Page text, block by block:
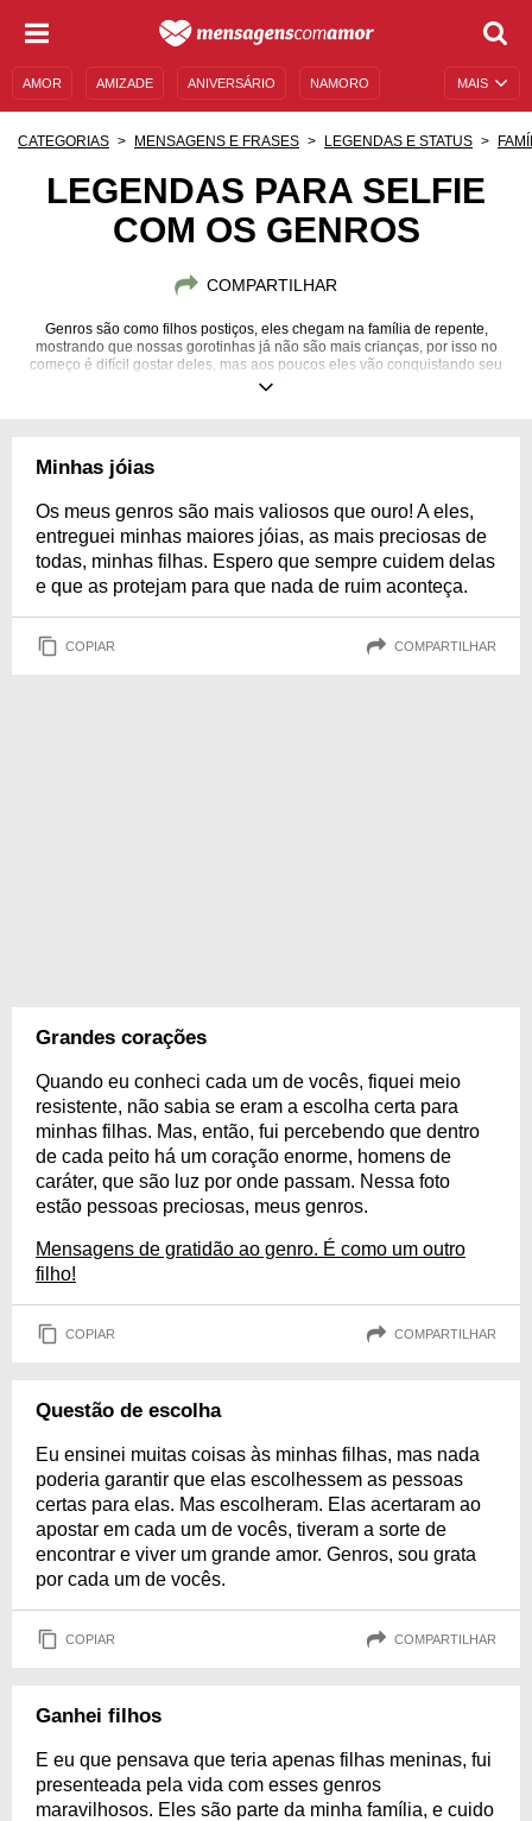
MAIS
AMOR AMIZADE ANIVERSÁRIO NAMORO
MENSAGENS E FRASES MENSAGENS DE ANIVERSÁRIO
CATEGORIAS MENSAGENS E FRASES LEGENDAS E STATUS
LEGENDAS PARA SELFIE
COM OS GENROS
COMPARTILHAR
Genros são como filhos postiços, eles chegam na família de repente,
mostrando que nossas gorotinhas já não são mais crianças, por isso no
começo é difícil gostar deles, mas aos poucos eles vão conquistando seu
espaço e se tornam muito queridos. Demonstre seu carinho pelo seu
Minhas jóias
Os meus genros são mais valiosos que ouro! A eles,
entreguei minhas maiores jóias, as mais preciosas de
todas, minhas filhas. Espero que sempre cuidem delas
e que as protejam para que nada de ruim aconteça.
COPIAR COMPARTILHAR
Grandes corações
Quando eu conheci cada um de vocês, fiquei meio
resistente, não sabia se eram a escolha certa para
minhas filhas. Mas, então, fui percebendo que dentro
de cada peito há um coração enorme, homens de
caráter, que são luz por onde passam. Nessa foto
estão pessoas preciosas, meus genros.
Mensagens de gratidão ao genro. É como um outro
filho!
COPIAR COMPARTILHAR
Questão de escolha
Eu ensinei muitas coisas às minhas filhas, mas nada
poderia garantir que elas escolhessem as pessoas
certas para elas. Mas escolheram. Elas acertaram ao
apostar em cada um de vocês, tiveram a sorte de
encontrar e viver um grande amor. Genros, sou grata
por cada um de vocês.
COPIAR COMPARTILHAR
Ganhei filhos
E eu que pensava que teria apenas filhas meninas, fui
presenteada pela vida com esses genros
maravilhosos. Eles são parte da minha família, e cuido